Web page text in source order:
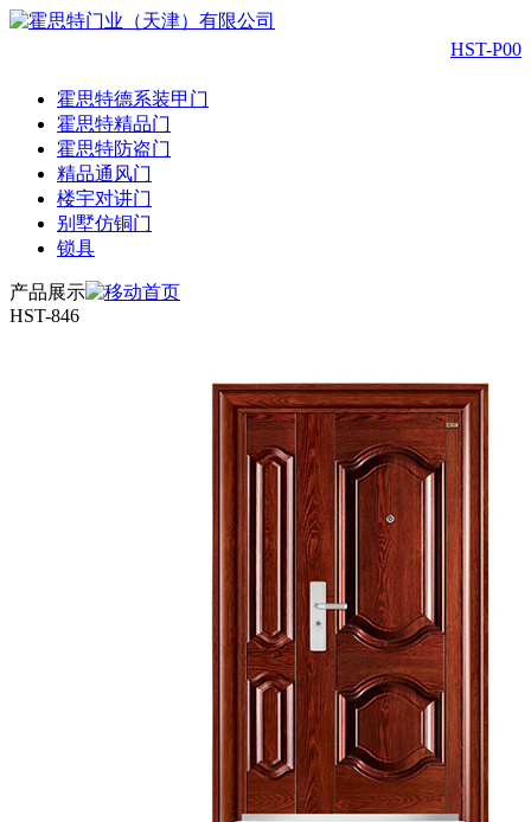
HST-
霍思特德系装甲门
霍思特精品门
霍思特防盗门
精品通风门
楼宇对讲门
别墅仿铜门
锁具
产品展示
HST-846